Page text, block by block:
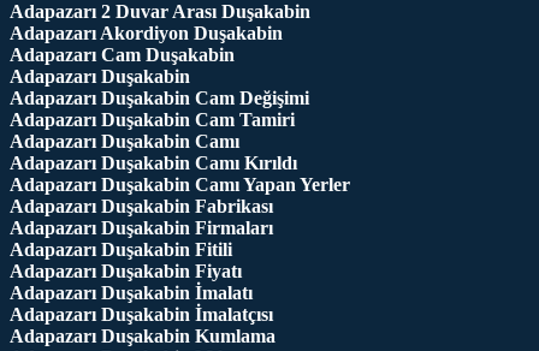
Adapazarı 2 Duvar Arası Duşakabin
Adapazarı Akordiyon Duşakabin
Adapazarı Cam Duşakabin
Adapazarı Duşakabin
Adapazarı Duşakabin Cam Değişimi
Adapazarı Duşakabin Cam Tamiri
Adapazarı Duşakabin Camı
Adapazarı Duşakabin Camı Kırıldı
Adapazarı Duşakabin Camı Yapan Yerler
Adapazarı Duşakabin Fabrikası
Adapazarı Duşakabin Firmaları
Adapazarı Duşakabin Fitili
Adapazarı Duşakabin Fiyatı
Adapazarı Duşakabin İmalatı
Adapazarı Duşakabin İmalatçısı
Adapazarı Duşakabin Kumlama